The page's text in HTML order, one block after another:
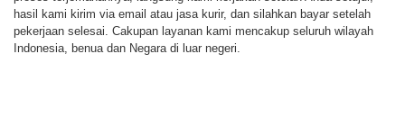
hasil kami kirim via email atau jasa kurir, dan silahkan bayar setelah
pekerjaan selesai. Cakupan layanan kami mencakup seluruh wilayah
Indonesia, benua dan Negara di luar negeri.